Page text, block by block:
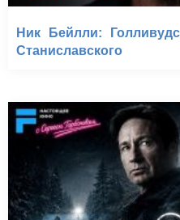
Ник Бейлли:
Станиславского